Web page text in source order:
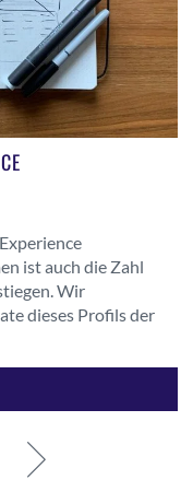
ist auch die Zahl
Wir
dieses Profils der